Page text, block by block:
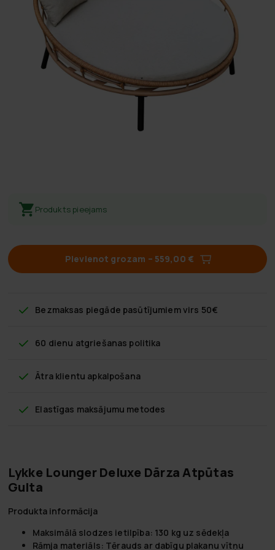
Produkts pieejams
Pievienot grozam – 559,00 €
Bezmaksas piegāde pasūtījumiem virs 50€
60 dienu atgriešanas politika
Ātra klientu apkalpošana
Elastīgas maksājumu metodes
Lykke Lounger Deluxe Dārza Atpūtas
Gulta
Produkta informācija
Maksimālā slodzes ietilpība: 130 kg uz sēdekļa
Rāmja materiāls: Tērauds ar dabīgu plakanu vītņu